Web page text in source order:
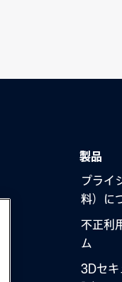
製品
プライ
料）に
不正利
ム
3Dセキ